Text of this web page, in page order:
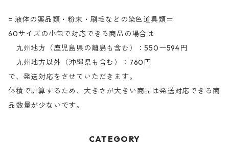
= 液体の薬品類・粉末・刷毛などの染色道具類＝
60サイズの小包で対応できる商品の場合は
九州地方（鹿児島県の離島も含む）：550ー594円
九州地方以外（沖縄県も含む）：760円
で、発送対応をさせていただきます。
体積で計算するため、大きさが大きい商品は発送対応できる商
品数量が少ないです。
CATEGORY